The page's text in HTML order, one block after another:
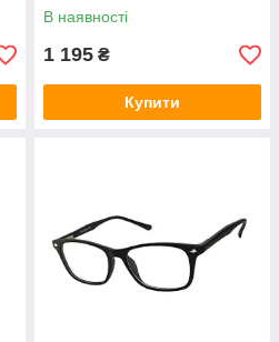
В наявності
1 195 ₴
Купити